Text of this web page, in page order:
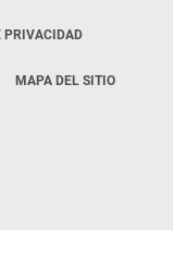
PRIVACIDAD
MAPA DEL SITIO